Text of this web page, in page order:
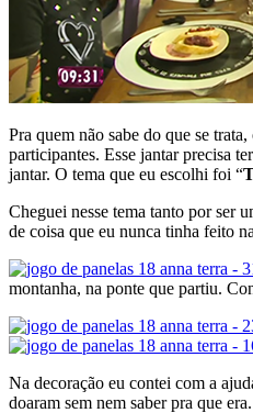
Pra quem não sabe do que se trata,
participantes. Esse jantar precisa
jantar. O tema que eu escolhi foi “
Cheguei nesse tema tanto por ser
de coisa que eu nunca tinha feito
montanha, na ponte que partiu.
Na decoração eu contei com a
doaram sem nem saber pra que